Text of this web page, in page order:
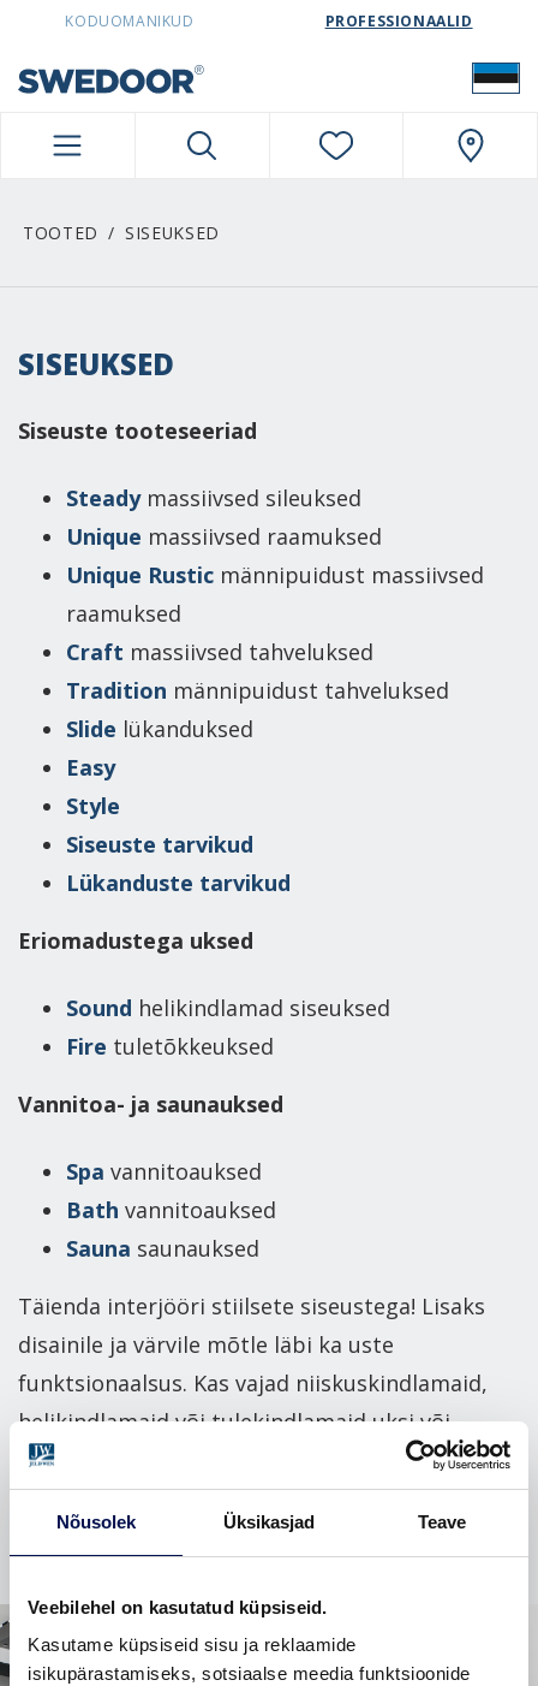
Nõusolek Üksikasjad Teave
Veebilehel on kasutatud küpsiseid.
Kasutame küpsiseid sisu ja reklaamide
isikupärastamiseks, sotsiaalse meedia funktsioonide
SWEDOORESTONIA NAVIGATION
KODUOMANIKUD PROFESSIONAALID
TOOTED SISEUKSED
SISEUKSED
Siseuste tooteseeriad
Steady massiivsed sileuksed
Unique massiivsed raamuksed
Unique Rustic männipuidust massiivsed
raamuksed
Craft massiivsed tahveluksed
Tradition männipuidust tahveluksed
Slide lükanduksed
Easy
Style
Siseuste tarvikud
Lükanduste tarvikud
Eriomadustega uksed
Sound helikindlamad siseuksed
Fire tuletõkkeuksed
Vannitoa- ja saunauksed
Spa vannitoauksed
Bath vannitoauksed
Sauna saunauksed
Täienda interjööri stiilsete siseustega! Lisaks
disainile ja värvile mõtle läbi ka uste
funktsionaalsus. Kas vajad niiskuskindlamaid,
helikindlamaid või tulekindlamaid uksi või
hoopis praktilisemat ruumilahendust, mida
pakuvad lükanduksed?